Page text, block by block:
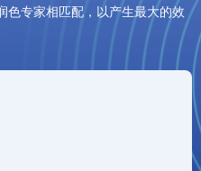
色专家相匹配，以产生最大的效